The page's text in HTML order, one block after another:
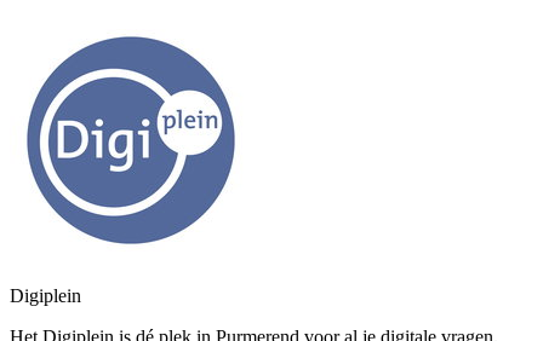
Digiplein
Het Digiplein is dé plek in Purmerend voor al je digitale vragen.